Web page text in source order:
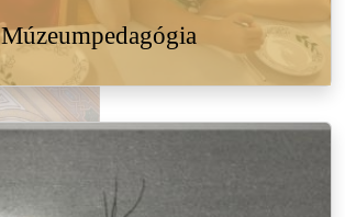
Múzeumpedagógia